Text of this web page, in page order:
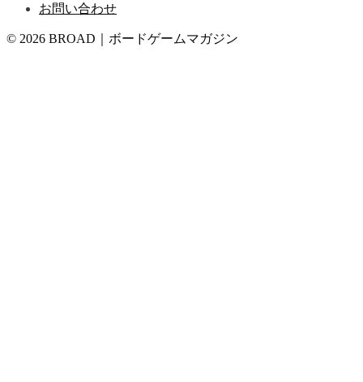
お問い合わせ
© 2026 BROAD｜ボードゲームマガジン